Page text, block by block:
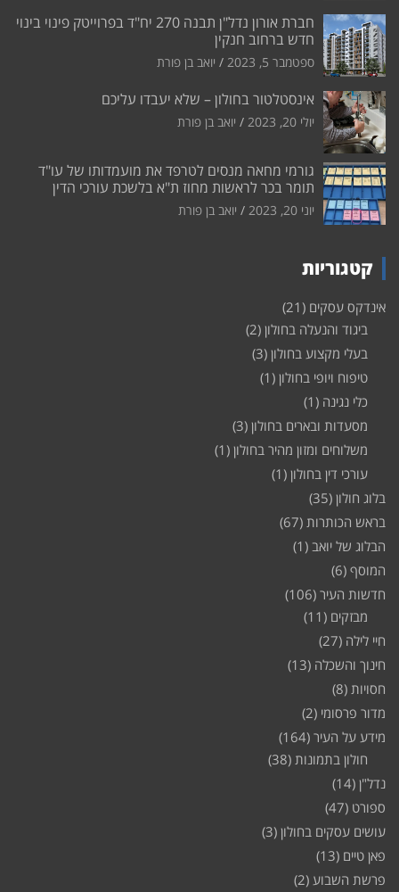
חברת אורון נדל"ן תבנה 270 יח"ד בפרוייטק פינוי בינוי
חדש ברחוב חנקין
ספטמבר 5, 2023 יואב בן פורת
אינסטלטור בחולון – שלא יעבדו עליכם
יולי 20, 2023 יואב בן פורת
גורמי מחאה מנסים לטרפד את מועמדותו של עו"ד
תומר בכר לראשות מחוז ת"א בלשכת עורכי הדין
יוני 20, 2023 יואב בן פורת
קטגוריות
אינדקס עסקים (21)
ביגוד והנעלה בחולון (2)
בעלי מקצוע בחולון (3)
טיפוח ויופי בחולון (1)
כלי נגינה (1)
מסעדות ובארים בחולון (3)
משלוחים ומזון מהיר בחולון (1)
עורכי דין בחולון (1)
בלוג חולון (35)
בראש הכותרות (67)
הבלוג של יואב (1)
המוסף (6)
חדשות העיר (106)
מבזקים (11)
חיי לילה (27)
חינוך והשכלה (13)
חסויות (8)
מדור פרסומי (2)
מידע על העיר (164)
חולון בתמונות (38)
נדל"ן (14)
ספורט (47)
עושים עסקים בחולון (3)
פאן טיים (13)
פרשת השבוע (2)